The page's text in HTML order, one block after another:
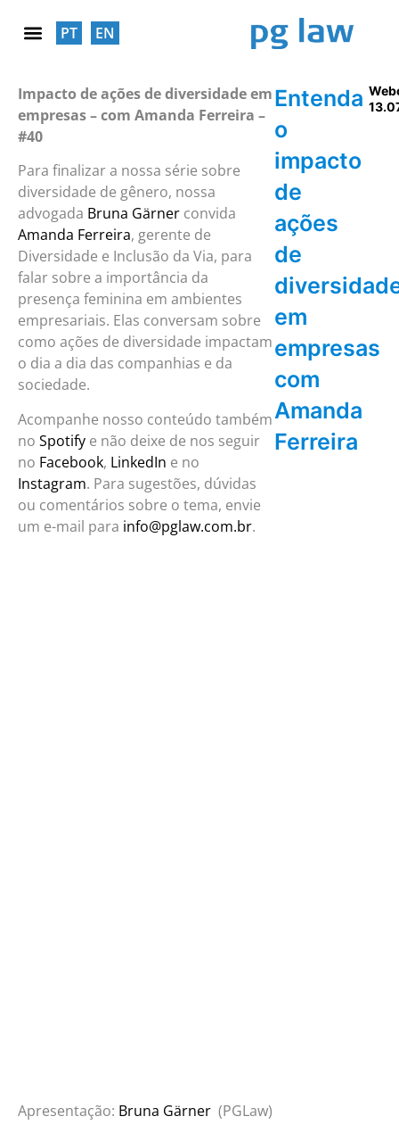
PT EN
Entenda
o
impacto
de
ações
de
em
empresas
com
Amanda
Ferreira
Impacto de ações de diversidade em
empresas – com Amanda Ferreira –
#40
Para finalizar a nossa série sobre
diversidade de gênero, nossa
advogada Bruna Gärner convida
Amanda Ferreira, gerente de
Diversidade e Inclusão da Via, para
falar sobre a importância da
presença feminina em ambientes
empresariais. Elas conversam sobre
como ações de diversidade impactam
o dia a dia das companhias e da
sociedade.
Acompanhe nosso conteúdo também
no Spotify e não deixe de nos seguir
no Facebook, LinkedIn e no
Instagram. Para sugestões, dúvidas
ou comentários sobre o tema, envie
um e-mail para info@pglaw.com.br.
Apresentação: Bruna Gärner (PGLaw)